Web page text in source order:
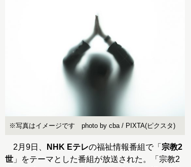
※写真はイメージです photo by cba / PIXTA(ピクスタ)
2月9日、 NHK Eテレの福祉情報番組で「 宗教2
世 」をテーマとした番組が放送された。「宗教2